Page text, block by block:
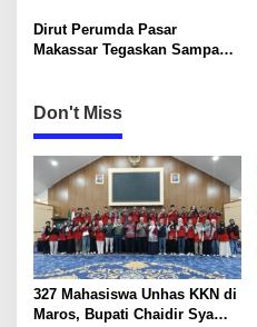
Dirut Perumda Pasar
Makassar Tegaskan Sampah
Don't Miss
327 Mahasiswa Unhas KKN di
Maros, Bupati Chaidir Syam